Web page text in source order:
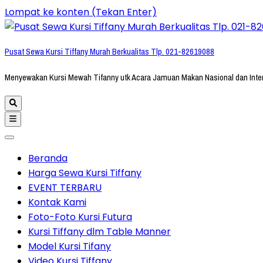
Lompat ke konten (Tekan Enter)
Pusat Sewa Kursi Tiffany Murah Berkualitas Tlp. 021-82619088
Menyewakan Kursi Mewah Tifanny utk Acara Jamuan Makan Nasional dan
Beranda
Harga Sewa Kursi Tiffany
EVENT TERBARU
Kontak Kami
Foto-Foto Kursi Futura
Kursi Tiffany dlm Table Manner
Model Kursi Tifany